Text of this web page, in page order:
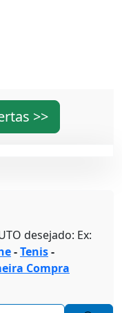
>>
desejado: Ex:
-Tenis-
Compra